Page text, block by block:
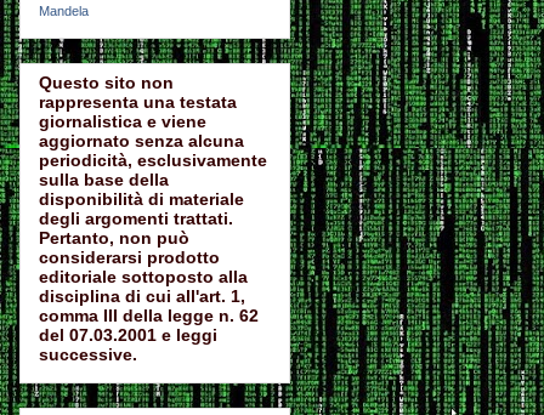
Mandela
Questo sito non
rappresenta una testata
giornalistica e viene
aggiornato senza alcuna
periodicità, esclusivamente
sulla base della
disponibilità di materiale
degli argomenti trattati.
Pertanto, non può
considerarsi prodotto
editoriale sottoposto alla
disciplina di cui all'art. 1,
comma III della legge n. 62
del 07.03.2001 e leggi
successive.